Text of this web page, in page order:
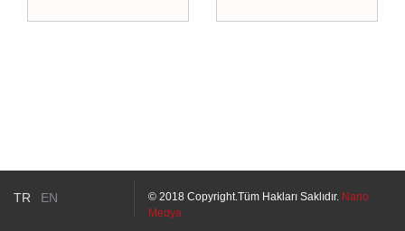
TR EN © 2018 Copyright.Tüm Hakları Saklıdır. Nano
Medya